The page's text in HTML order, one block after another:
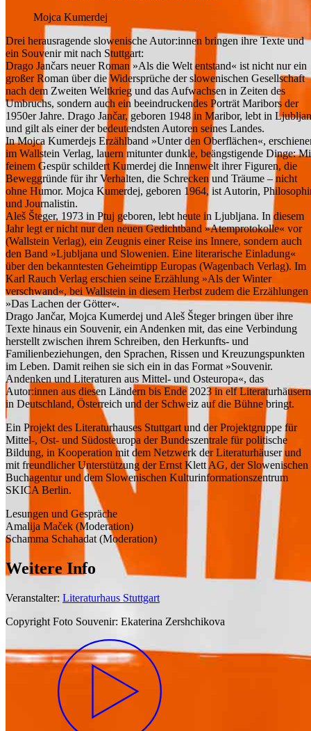
Mojca Kumerdej
Drei herausragende slowenische Autor:innen bringen ihre Texte und
ein Souvenir mit nach Stuttgart:
Drago Jančars neuer Roman »Als die Welt entstand« ist nicht nur ein
großer Roman über die Widersprüche der slowenischen Gesellschaft
nach dem Zweiten Weltkrieg und das Aufwachsen in Zeiten des
Umbruchs, sondern auch ein beeindruckendes Porträt Maribors der
1950er Jahre. Drago Jančar, geboren 1948 in Maribor, lebt in
und gilt als einer der bedeutendsten Autoren seines Landes.
In Mojca Kumerdejs Erzählband »Unter den Oberflächen«,
im Wallstein Verlag, lauern mitunter dunkle, beängstigende Dinge:
feinem Gespür schildert Kumerdej die Innenwelt ihrer Figuren, die
Beweggründe für ihr Verhalten, die Schrecken und Träume – nicht
ohne Humor. Mojca Kumerdej, geboren 1964, ist Autorin,
und Journalistin.
Aleš Šteger, 1973 in Ptuj geboren, lebt heute in Ljubljana. In diesem
Jahr legt er nicht nur den neuen Gedichtband »Atemprotokolle« vor
(Wallstein Verlag), ein Zeugnis einer Reise ins Innere, sondern auch
den Band »Ljubljana und Slowenien. Eine literarische Einladung«
über den bekanntesten Geheimtipp Europas (Wagenbach Verlag). Im
Karl Rauch Verlag erschien seine Erzählung »Als der Winter
verschwand«, bei Wallstein in diesem Herbst zudem die Erzählungen
»Das Lachen der Götter«.
Drago Jančar, Mojca Kumerdej und Aleš Šteger bringen über ihre
Texte hinaus ein Souvenir, ein Andenken mit, das eine Verbindung
herstellt zwischen ihrem Schreiben, den Herkunfts- und
Familienbeziehungen, den Sprachen, Rissen und Kreuzungspunkten
im Leben. Damit reihen sie sich ein in das Format »Souvenir.
Andenken und Literaturen aus Mittel- und Osteuropa«, das
Autor:innen aus diesen Ländern bis Ende 2023 in elf Literaturhäusern
in Deutschland, Österreich und der Schweiz auf die Bühne bringt.
Ein Projekt des Literaturhauses Stuttgart und der Projektgruppe für
Mittel-, Ost- und Südosteuropa der Bundeszentrale für politische
Bildung, in Kooperation mit dem Netzwerk der Literaturhäuser und
mit freundlicher Unterstützung der Ernst Klett AG, der Slowenischen
Buchagentur und dem Slowenischen Kulturinformationszentrum
SKICA Berlin.
Lesungen und Gespräche
Amalija Maček (Moderation)
Schamma Schahadat (Moderation)
Weitere Info
Veranstalter: Literaturhaus Stuttgart
Copyright Foto Souvenir: Ekaterina Zershchikova